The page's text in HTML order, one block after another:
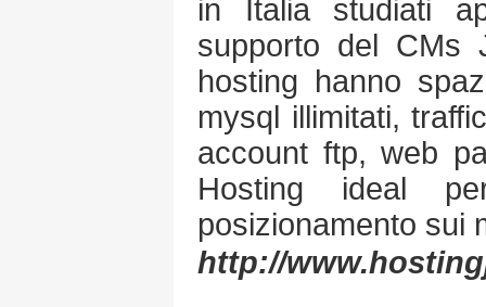
in Italia studiati
supporto del CMs
hosting hanno
mysql illimitati,
account ftp, web
Hosting ideal
posizionamento sui
http://